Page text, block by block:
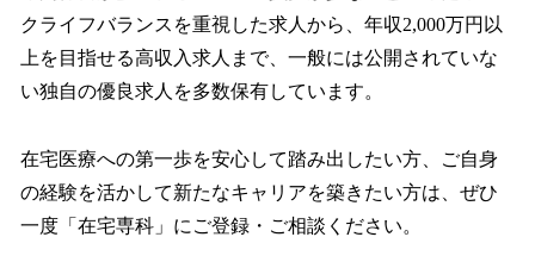
クライフバランスを重視した求人から、年収2,000万円以
上を目指せる高収入求人まで、一般には公開されていな
い独自の優良求人を多数保有しています。
在宅医療への第一歩を安心して踏み出したい方、ご自身
の経験を活かして新たなキャリアを築きたい方は、ぜひ
一度「在宅専科」にご登録・ご相談ください。